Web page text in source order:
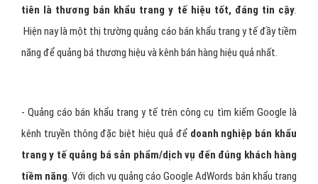
tiên là thương bán khẩu trang y tế hiệu tốt, đáng tin cậy.
Hiện nay là một thị trường quảng cáo bán khẩu trang y tế đầy tiềm
năng để quảng bá thương hiệu và kênh bán hàng hiệu quả nhất.
- Quảng cáo bán khẩu trang y tế trên công cụ tìm kiếm Google là
kênh truyền thông đặc biệt hiệu quả để doanh nghiệp bán khẩu
trang y tế quảng bá sản phẩm/dịch vụ đến đúng khách hàng
tiềm năng. Với dịch vụ quảng cáo Google AdWords bán khẩu trang